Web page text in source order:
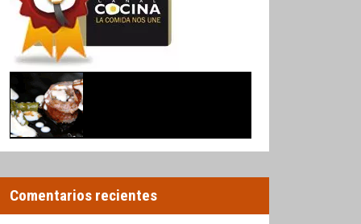
Comentarios recientes